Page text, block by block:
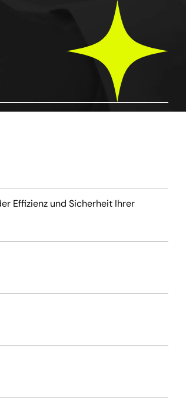
Effizienz und Sicherheit Ihrer